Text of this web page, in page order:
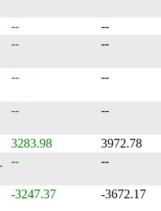
--
--
-- --
-- --
-- --
3283.98
3972.78
-- --
-3247.37 -3672.17